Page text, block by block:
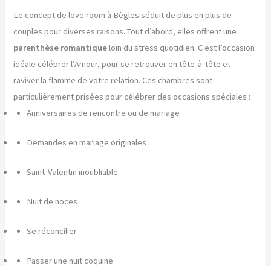
Le concept de love room à Bègles séduit de plus en plus de
couples pour diverses raisons. Tout d’abord, elles offrent une
parenthèse romantiqueloin du stress quotidien. C’est l’occasion
idéale célébrer l’Amour, pour se retrouver en tête-à-tête et
raviver la flamme de votre relation. Ces chambres sont
particulièrement prisées pour célébrer des occasions spéciales :
Anniversaires de rencontre ou de mariage
Demandes en mariage originales
Saint-Valentin inoubliable
Nuit de noces
Se réconcilier
Passer une nuit coquine